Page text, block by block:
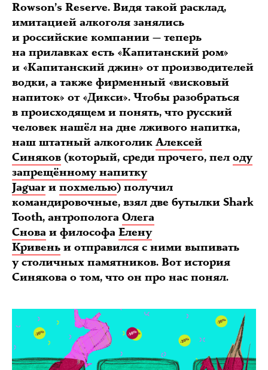
Rowson’s Reserve. Видя такой расклад,
имитацией алкоголя занялись
и российские компании — теперь
на прилавках есть «Капитанский ром»
и «Капитанский джин» от производителей
водки, а также фирменный «висковый
напиток» от «Дикси». Чтобы разобраться
в происходящем и понять, что русский
человек нашёл на дне лживого напитка,
наш штатный алкоголик Алексей
Синяков (который, среди прочего, пел оду
запрещённому напитку
Jaguarи похмелью) получил
командировочные, взял две бутылки Shark
Tooth, антрополога Олега
Снова и философа Елену
Кривень и отправился с ними выпивать
у столичных памятников. Вот история
Синякова о том, что он про нас понял.